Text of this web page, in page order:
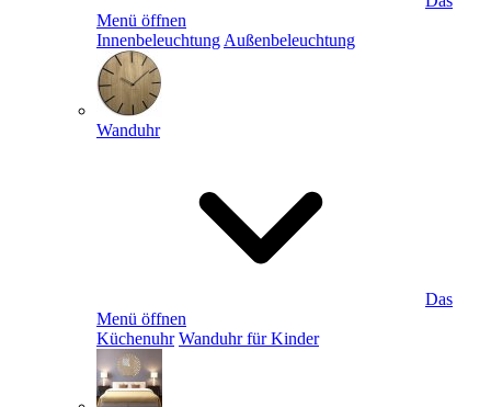
Menü öffnen
Innenbeleuchtung Außenbeleuchtung
Wanduhr
Das
Menü öffnen
Küchenuhr Wanduhr für Kinder